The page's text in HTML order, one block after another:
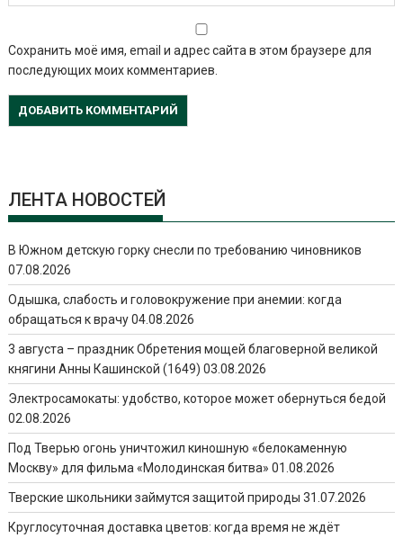
Сохранить моё имя, email и адрес сайта в этом браузере для
последующих моих комментариев.
ЛЕНТА НОВОСТЕЙ
В Южном детскую горку снесли по требованию чиновников
07.08.2026
Одышка, слабость и головокружение при анемии: когда
обращаться к врачу 04.08.2026
3 августа – праздник Обретения мощей благоверной великой
княгини Анны Кашинской (1649) 03.08.2026
Электросамокаты: удобство, которое может обернуться бедой
02.08.2026
Под Тверью огонь уничтожил киношную «белокаменную
Москву» для фильма «Молодинская битва» 01.08.2026
Тверские школьники займутся защитой природы 31.07.2026
Круглосуточная доставка цветов: когда время не ждёт